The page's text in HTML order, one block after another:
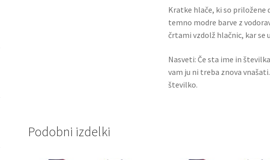
Kratke hlače, ki so priložene
temno modre barve z
črtami vzdolž hlačnic, kar se
Nasveti: Če sta ime in
vam ju ni treba znova
številko.
Podobni izdelki